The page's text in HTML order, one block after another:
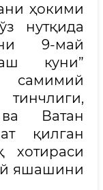
ҳокими
нутқида
9-май
куни”
Ватан
қилган
хотираси
яшашини